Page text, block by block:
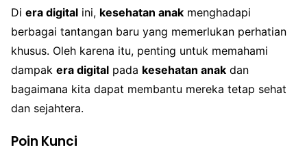
Di era digital ini, kesehatan anak menghadapi
berbagai tantangan baru yang memerlukan perhatian
khusus. Oleh karena itu, penting untuk memahami
dampak era digital pada kesehatan anak dan
bagaimana kita dapat membantu mereka tetap sehat
dan sejahtera.
Poin Kunci